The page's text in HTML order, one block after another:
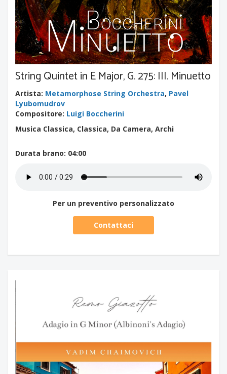
String Quintet in E Major, G. 275: III. Minuetto
Artista: Metamorphose String Orchestra, Pavel
Lyubomudrov
Compositore: Luigi Boccherini
Musica Classica, Classica, Da Camera, Archi
Durata brano: 04:00
Per un preventivo personalizzato
Contattaci